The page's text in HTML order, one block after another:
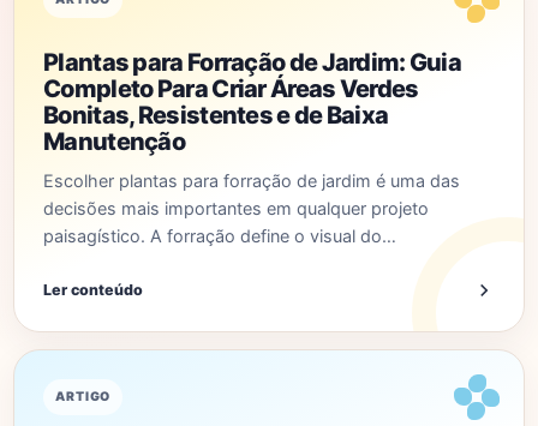
Plantas para Forração de Jardim: Guia
Completo Para Criar Áreas Verdes
Bonitas, Resistentes e de Baixa
Manutenção
Escolher plantas para forração de jardim é uma das
decisões mais importantes em qualquer projeto
paisagístico. A forração define o visual do…
Ler conteúdo
ARTIGO